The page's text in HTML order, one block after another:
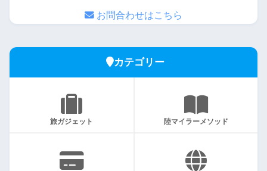
お問合わせはこちら
カテゴリー
旅ガジェット 陸マイラーメソッド